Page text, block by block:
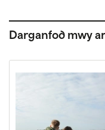
Darganfod mwy